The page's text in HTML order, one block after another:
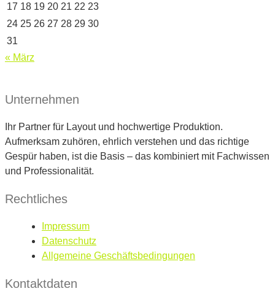
17 18 19 20 21 22 23
24 25 26 27 28 29 30
31
« März
Unternehmen
Ihr Partner für Layout und hochwertige Produktion.
Aufmerksam zuhören, ehrlich verstehen und das richtige
Gespür haben, ist die Basis – das kombiniert mit Fachwissen
und Professionalität.
Rechtliches
Impressum
Datenschutz
Allgemeine Geschäftsbedingungen
Kontaktdaten